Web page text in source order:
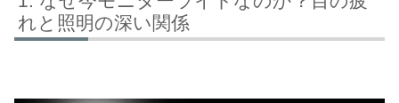
れと照明の深い関係